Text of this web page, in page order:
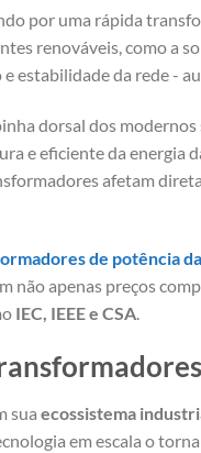
por uma rápida
renováveis, como a
estabilidade da rede -
dorsal dos
e eficiente da energia
afetam
de potência
não apenas preços
IEC, IEEE e CSA
sua ecossistema
em escala o